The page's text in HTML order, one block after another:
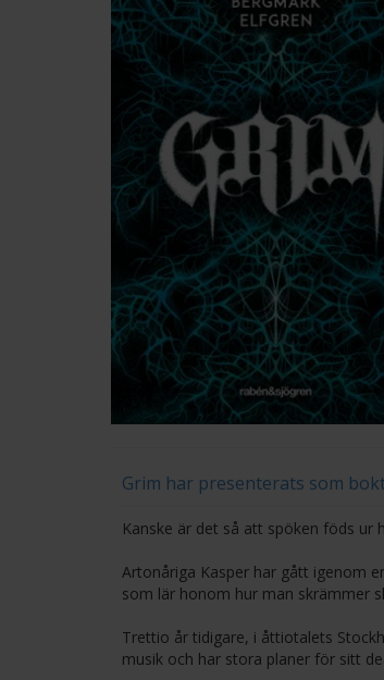
Grim har presenterats som
Kanske är det så att spöken föds ur
Artonåriga Kasper har gått igenom
som lär honom hur man skrämmer
Trettio år tidigare, i åttiotalets
musik och har stora planer för sitt